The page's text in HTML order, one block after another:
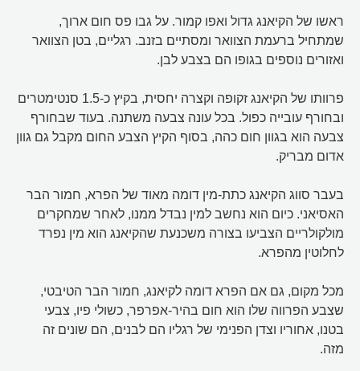
ראשו של הקיאנג גדול ואפו קמור. על גבו פס חום ארוך,
שמתחיל ברעמת הצוואר ומסתיים בזנב. רגליים, בטן הצוואר
ואזורים נוספים בגופו הם בצבע לבן.
פרוותו של הקיאנג זקופה וקצרה יחסית, בקיץ כ-1.5 סנטימטרים
ובחורף עובייה כפול. בכל עונה צבעה משתנה. בעוד שבחורף
צבעה הוא בגוון חום כהה, בסוף הקיץ הצבע החום מקבל גם גוון
אדום מבריק.
בעבר סווג הקיאנג כתת-מין דומה מאוד של הפרא, חמור הבר
האסיאני. כיום הוא נחשב למין נבדל ממנו, לאחר שמחקרים
מולקולריים הצביעו בצורה משכנעת שהקיאנג הוא מין נפרד
לחלוטין מהפרא.
מכל מקום, גם אם הפרא דומה לקיאנג, חמור הבר הטיבטי,
שצבע הפרווה שלו הוא חום בהיר-אפרפר, כשולי פיו, צבעי
בטנו, אחוריו וצדן הפנימי של רגליו הם לבנים, הם שונים זה
מזה.